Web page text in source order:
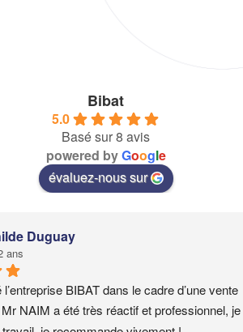
Bibat
5.0
Basé sur 8 avis
powered byGoogle
évaluez-nous sur
Duguay
ans
l’entreprise BIBAT dans le cadre d’une vente
NAIM a été très réactif et professionnel,